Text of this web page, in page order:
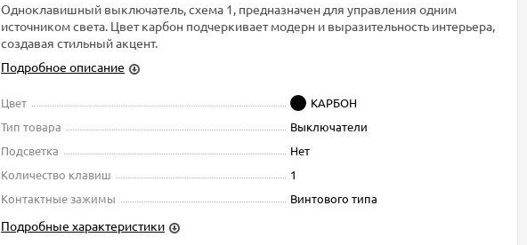
Одноклавишный выключатель, схема 1, предназначен для управления одним
источником света. Цвет карбон подчеркивает модерн и выразительность интерьера,
создавая стильный акцент.
Подробное описание
Цвет
КАРБОН
Тип товара
Выключатели
Подсветка
Нет
Количество клавиш
1
Контактные зажимы
Винтового типа
Подробные характеристики